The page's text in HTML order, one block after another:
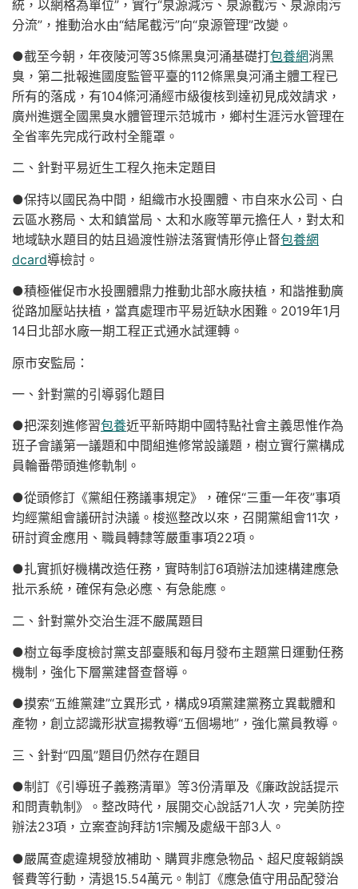
統，以網格為單位”，實行“泉源減污、泉源截污、泉源雨污
分流”，推動治水由“結尾截污”向“泉源管理”改變。
●截至今朝，年夜陵河等35條黑臭河涌基礎打包養網消黑
臭，第二批報進國度監管平臺的112條黑臭河涌主體工程已
所有的落成，有104條河涌經市級復核到達初見成效請求，
廣州進選全國黑臭水體管理示范城市，鄉村生涯污水管理在
全省率先完成行政村全籠罩。
二、針對平易近生工程久拖未定題目
●保持以國民為中間，組織市水投團體、市自來水公司、白
云區水務局、太和鎮當局、太和水廠等單元擔任人，對太和
地域缺水題目的姑且過渡性辦法落實情形停止督包養網
dcard導檢討。
●積極催促市水投團體鼎力推動北部水廠扶植，和諧推動廣
從路加壓站扶植，當真處理市平易近缺水困難。2019年1月
14日北部水廠一期工程正式通水試運轉。
原市安監局：
一、針對黨的引導弱化題目
●把深刻進修習包養近平新時期中國特點社會主義思惟作為
班子會議第一議題和中間組進修常設議題，樹立實行黨構成
員輪番帶頭進修軌制。
●從頭修訂《黨組任務議事規定》，確保“三重一年夜”事項
均經黨組會議研討決議。梭巡整改以來，召開黨組會11次，
研討資金應用、職員轉隸等嚴重事項22項。
●扎實抓好機構改造任務，實時制訂6項辦法加速構建應急
批示系統，確保有急必應、有急能應。
二、針對黨外交治生涯不嚴厲題目
●樹立每季度檢討黨支部臺賬和每月發布主題黨日運動任務
機制，強化下層黨建督查督導。
●摸索“五維黨建”立異形式，構成9項黨建黨務立異載體和
產物，創立認識形狀宣揚教導“五個場地”，強化黨員教導。
三、針對“四風”題目仍然存在題目
●制訂《引導班子義務清單》等3份清單及《廉政說話提示
和問責軌制》。整改時代，展開交心說話71人次，完美防控
辦法23項，立案查詢拜訪1宗觸及處級干部3人。
●嚴厲查處違規發放補助、購買非應急物品、超尺度報銷誤
餐費等行動，清退15.54萬元。制訂《應急值守用品配發治